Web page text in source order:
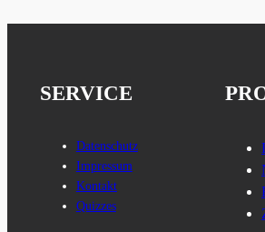
SERVICE
Datenschutz
Impressum
Kontakt
Quizzes